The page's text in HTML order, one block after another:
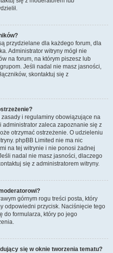
przydzielane dla każdego forum, dla
Administrator witryny mógł nie
na forum, na którym piszesz lub
Jeśli nadal nie masz jasności,
skontaktuj się z
i regulaminy obowiązujące na
zaleca zapoznanie się z
otrzymać ostrzeżenie. O udzieleniu
phpBB Limited nie ma nic
na tej witrynie i nie ponosi żadnej
nadal nie masz jasności, dlaczego
się z administratorem witryny.
górnym rogu treści posta, który
odpowiedni przycisk. Naciśnięcie tego
do formularza, który po jego
się w oknie tworzenia tematu?